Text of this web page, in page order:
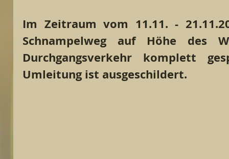
Im Zeitraum vom 11.11. -
Schnampelweg auf Höhe des
Durchgangsverkehr komplett
Umleitung ist ausgeschildert.